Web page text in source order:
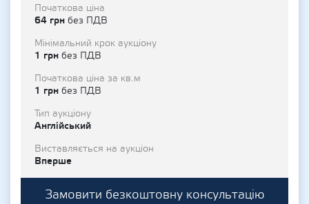
Початкова ціна
64 грн без ПДВ
Мінімальний крок аукціону
1 грн без ПДВ
Початкова ціна за кв.м
1 грн без ПДВ
Тип аукціону
Англійський
Виставляється на аукціон
Вперше
Замовити безкоштовну консультацію